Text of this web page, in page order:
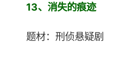
13、消失的痕迹
题材：刑侦悬疑剧